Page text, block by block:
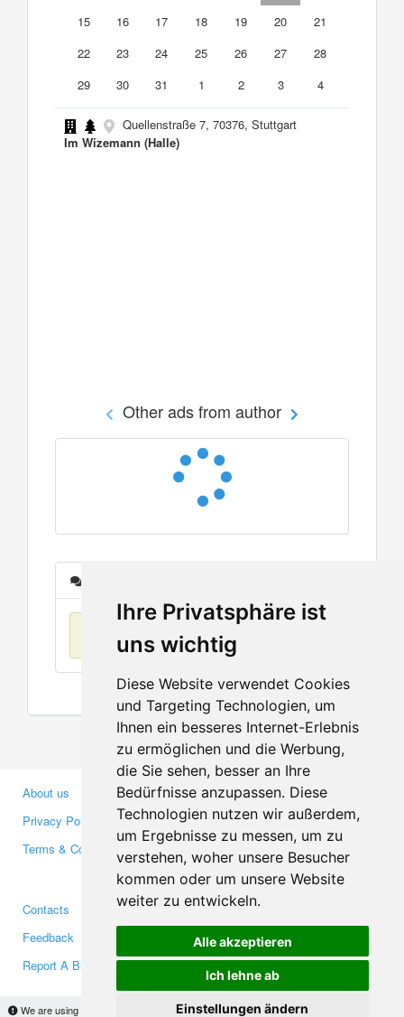
Ihre Privatsphäre ist
uns wichtig
Diese Website verwendet Cookies
und Targeting Technologien, um
Ihnen ein besseres Internet-Erlebnis
zu ermöglichen und die Werbung,
die Sie sehen, besser an Ihre
Bedürfnisse anzupassen. Diese
Technologien nutzen wir außerdem,
um Ergebnisse zu messen, um zu
verstehen, woher unsere Besucher
kommen oder um unsere Website
weiter zu entwickeln.
Alle akzeptieren
Ich lehne ab
Einstellungen ändern
We are using cookies to provide statistics that help us give you the best experience of
15
16 17 18 19 20
21
22
23 24 25 26 27
28
29
30 31 1 2 3 4
Quellenstraße 7, 70376, Stuttgart
Im Wizemann (Halle)
Other ads from author
No items found
About us
Privacy Policy
Terms & Conditions
Business Partners
Investors
Media
Contacts
Feedback
Report A Bug
Facebook
Twitter
YouTube
Google+